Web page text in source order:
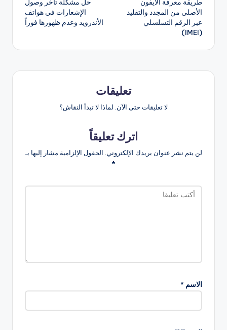
المقالات
طريقة معرفة الآيفون
الأصلي من المجدد والتقليد
عبر الرقم التسلسلي
(IMEI)
حل مشكلة تأخر وصول
الإشعارات في هواتف
الأندرويد وعدم ظهورها فوراً
تعليقات
لا تعليقات حتى الآن. لماذا لا تبدأ النقاش؟
اترك تعليقاً
لن يتم نشر عنوان بريدك الإلكتروني. الحقول الإلزامية مشار إليها بـ
*
الاسم *